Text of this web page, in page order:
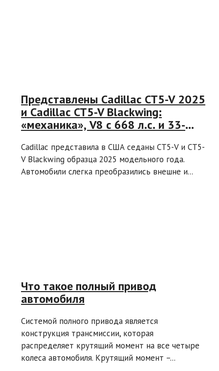
Представлены Cadillac CT5-V 2025
и Cadillac CT5-V Blackwing:
«механика», V8 с 668 л.с. и 33-
Cadillac представила в США седаны CT5-V и CT5-
V Blackwing образца 2025 модельного года.
Автомобили слегка преобразились внешне и...
Что такое полный привод
автомобиля
Системой полного привода является
конструкция трансмиссии, которая
распределяет крутящий момент на все четыре
колеса автомобиля. Крутящий момент –...